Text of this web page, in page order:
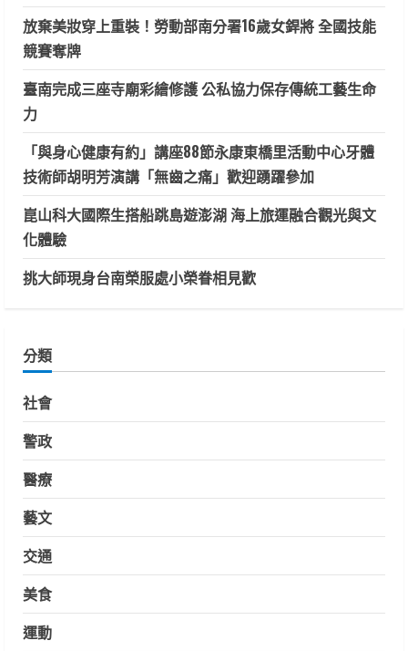
放棄美妝穿上重裝！勞動部南分署16歲女銲將 全國技能
競賽奪牌
臺南完成三座寺廟彩繪修護 公私協力保存傳統工藝生命
力
「與身心健康有約」講座88節永康東橋里活動中心牙體
技術師胡明芳演講「無齒之痛」歡迎踴躍參加
崑山科大國際生搭船跳島遊澎湖 海上旅運融合觀光與文
化體驗
挑大師現身台南榮服處小榮眷相見歡
分類
社會
警政
醫療
藝文
交通
美食
運動